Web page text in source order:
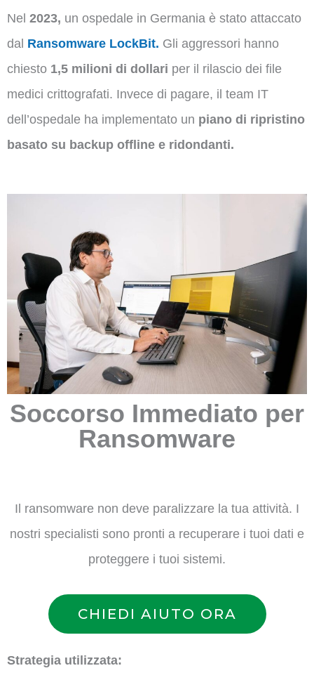
Nel 2023, un ospedale in Germania è stato attaccato
dal Ransomware LockBit. Gli aggressori hanno
chiesto 1,5 milioni di dollari per il rilascio dei file
medici crittografati. Invece di pagare, il team IT
dell’ospedale ha implementato un piano di ripristino
basato su backup offline e ridondanti.
Soccorso Immediato per
Ransomware
Il ransomware non deve paralizzare la tua attività. I
nostri specialisti sono pronti a recuperare i tuoi dati e
proteggere i tuoi sistemi.
CHIEDI AIUTO ORA
Strategia utilizzata: